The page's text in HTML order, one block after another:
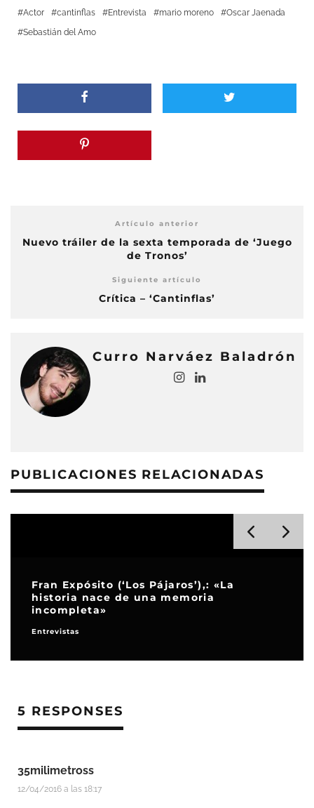
Actor cantinflas Entrevista mario moreno
Oscar Jaenada
Sebastián del Amo
Artículo anterior
Nuevo tráiler de la sexta temporada de ‘Juego
de Tronos’
Siguiente artículo
Crítica – ‘Cantinflas’
Curro Narváez Baladrón
PUBLICACIONES RELACIONADAS
Merche Zubiaga (‘Tiempo de arte’): «En
los clásicos me encuentro con las
mismas cosas que nos suceden hoy»
Entrevistas
5 RESPONSES
35milimetross
12/04/2016 a las 18:17